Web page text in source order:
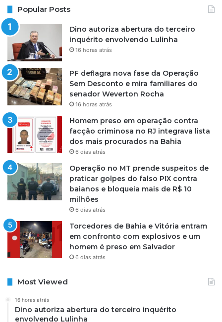
Popular Posts
Dino autoriza abertura do terceiro
inquérito envolvendo Lulinha
16 horas atrás
PF deflagra nova fase da Operação
Sem Desconto e mira familiares do
senador Weverton Rocha
16 horas atrás
Homem preso em operação contra
facção criminosa no RJ integrava lista
dos mais procurados na Bahia
6 dias atrás
Operação no MT prende suspeitos de
praticar golpes do falso PIX contra
baianos e bloqueia mais de R$ 10
milhões
6 dias atrás
Torcedores de Bahia e Vitória entram
em confronto com explosivos e um
homem é preso em Salvador
6 dias atrás
Most Viewed
16 horas atrás
Dino autoriza abertura do terceiro inquérito
envolvendo Lulinha